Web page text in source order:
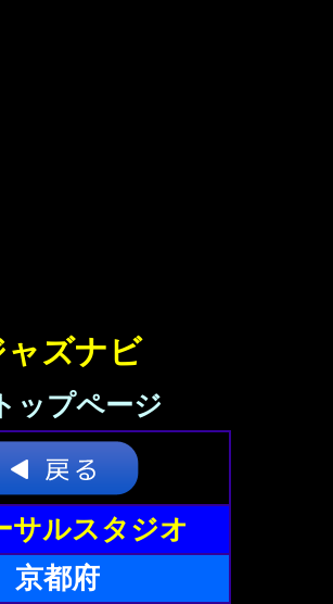
ャズナビ
ップページ
サルスタジオ
京都府